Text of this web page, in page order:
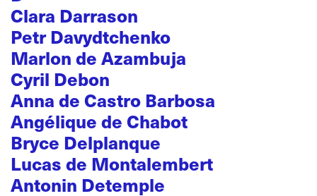
Clara Darrason
Petr Davydtchenko
Marlon de Azambuja
Cyril Debon
Anna de Castro Barbosa
Angélique de Chabot
Bryce Delplanque
Lucas de Montalembert
Antonin Detemple